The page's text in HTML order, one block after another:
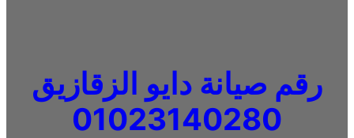
رقم صيانة دايو الزقازيق
01023140280